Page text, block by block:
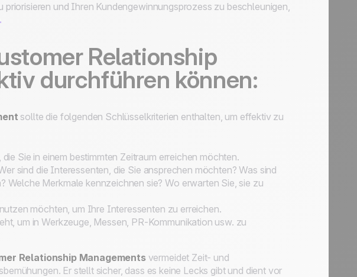
und Ihren Kundengewinnungsprozess zu beschleunigen,
Relationship
durchführen können:
sollte die folgenden Schlüsselkriterien enthalten, um effektiv zu
Sie in einem bestimmten Zeitraum erreichen möchten.
sind die Interessenten, die Sie ansprechen möchten? Was sind
Welche Merkmale kennzeichnen sie? Wo erwarten Sie, sie zu
möchten, um Ihre Interessenten zu erreichen.
um in Werkzeuge, Messen, PR-Kommunikation usw. zu
Relationship Managements vermeidet Zeit- und
Er stellt sicher, dass es keine Lecks gibt und dient vor